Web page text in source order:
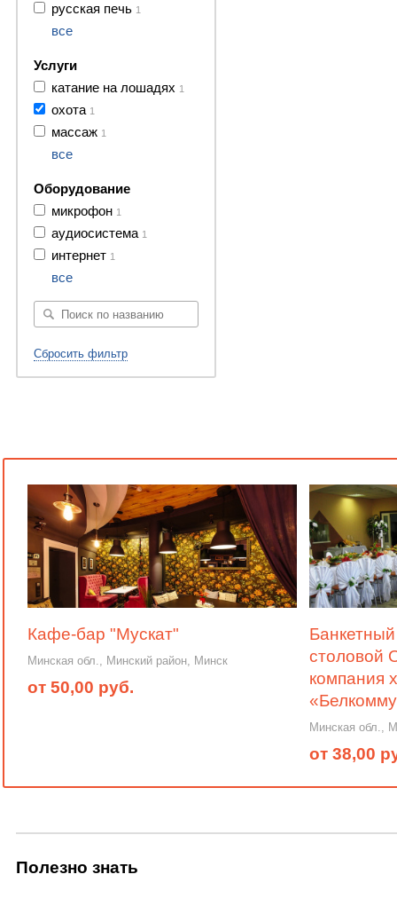
русская печь 1
все
Услуги
катание на лошадях 1
охота 1
массаж 1
все
Оборудование
микрофон 1
аудиосистема 1
интернет 1
все
Сбросить фильтр
Кафе-бар "Мускат"
Минская обл., Минский район, Минск
от 50,00 руб.
столовой
компания
Минская обл.,
от 38,00
Полезно знать